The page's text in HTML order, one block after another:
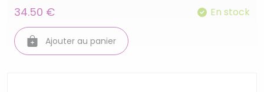
34.50 €
En stock
Ajouter au panier